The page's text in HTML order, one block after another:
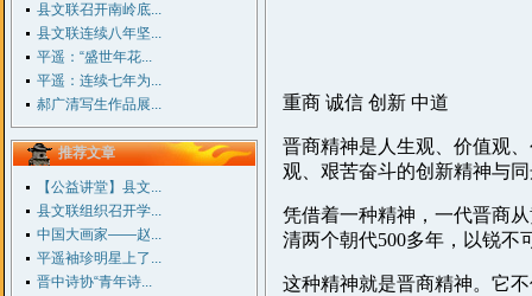
县文联召开南岭底...
县文联连续八年坚...
平遥：“盛世年花...
平遥：连续七年为...
郝广清写生作品展...
推荐文章
【公益讲堂】县文...
县文联组织召开学...
中国大画家——赵...
平遥袖珍明星上了...
晋中诗协“青年诗...
重商 诚信 创新 中道
晋商精神是人生观、价值观
观、艰苦奋斗的创新精神与
凭借着一种精神，一代晋商
清两个朝代500多年，以锐不
这种精神就是晋商精神。它